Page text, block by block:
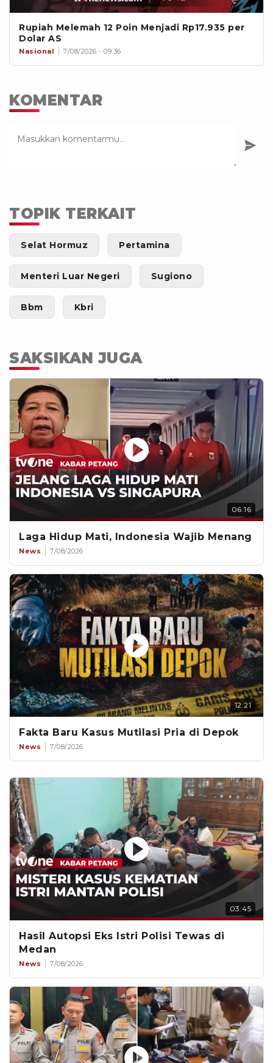
Rupiah Melemah 12 Poin Menjadi Rp17.935 per
Dolar AS
Nasional 7/08/2026 - 09:36
KOMENTAR
TOPIK TERKAIT
Selat Hormuz Pertamina
Menteri Luar Negeri Sugiono
Bbm Kbri
SAKSIKAN JUGA
06:16
Laga Hidup Mati, Indonesia Wajib Menang
News 7/08/2026
12:21
Fakta Baru Kasus Mutilasi Pria di Depok
News 7/08/2026
03:45
Hasil Autopsi Eks Istri Polisi Tewas di
Medan
News 7/08/2026